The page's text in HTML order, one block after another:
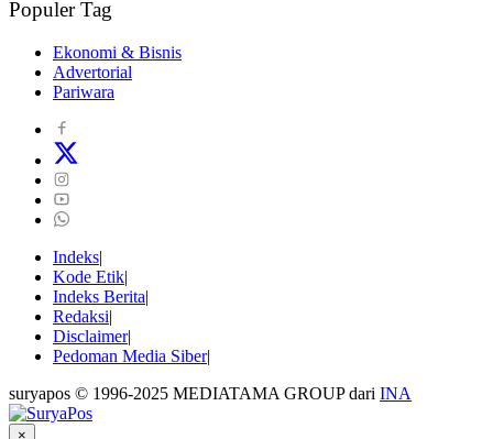
Populer Tag
Ekonomi & Bisnis
Advertorial
Pariwara
Indeks
Kode Etik
Indeks Berita
Redaksi
Disclaimer
Pedoman Media Siber
suryapos © 1996-2025 MEDIATAMA GROUP dari INA
×